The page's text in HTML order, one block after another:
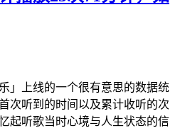
」上线的一个很有意思的数据统
次听到的时间以及累计收听的次
起听歌当时心境与人生状态的信